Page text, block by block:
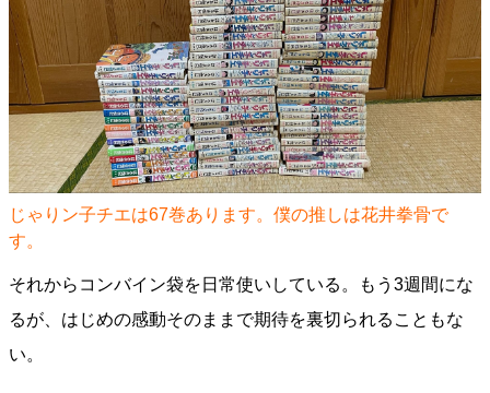
じゃりン子チエは67巻あります。僕の推しは花井拳骨で
す。
それからコンバイン袋を日常使いしている。もう3週間にな
るが、はじめの感動そのままで期待を裏切られることもな
い。